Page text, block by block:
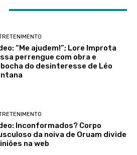
“Me ajudem!”; Lore Improta
perrengue com obra e
do desinteresse de Léo
Inconformados? Corpo
da noiva de Oruam divide
na web